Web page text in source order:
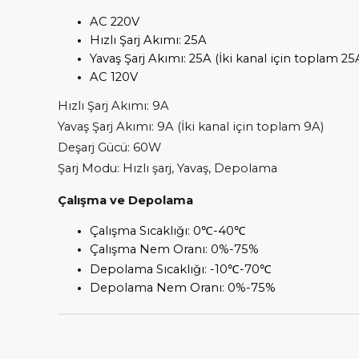
AC 220V
Hızlı Şarj Akımı: 25A
Yavaş Şarj Akımı: 25A (İki kanal için toplam
AC 120V
Hızlı Şarj Akımı: 9A
Yavaş Şarj Akımı: 9A (İki kanal için toplam 9A)
Deşarj Gücü: 60W
Şarj Modu: Hızlı şarj, Yavaş, Depolama
Çalışma ve Depolama
Çalışma Sıcaklığı: 0℃-40℃
Çalışma Nem Oranı: 0%-75%
Depolama Sıcaklığı: -10℃-70℃
Depolama Nem Oranı: 0%-75%